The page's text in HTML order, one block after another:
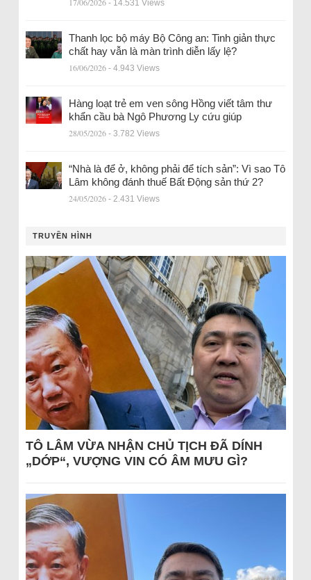
- 14.531 Views
Thanh lọc bộ máy Bộ Công an: Tinh giản thực
chất hay vẫn là màn trình diễn lấy lệ?
16/06/2026 - 4.943 Views
Hàng loạt trẻ em ven sông Hồng viết tâm thư
khẩn cầu bà Ngô Phương Ly cứu giúp
28/05/2026 - 3.782 Views
“Nhà là để ở, không phải để tích sản”: Vì sao Tô
Lâm không đánh thuế Bất Động sản thứ 2?
24/05/2026 - 2.431 Views
TRUYỀN HÌNH
TÔ LÂM VỪA NHẬN CHỦ TỊCH ĐÃ DÍNH
„DỚP“, VƯỢNG VIN CÓ ÂM MƯU GÌ?